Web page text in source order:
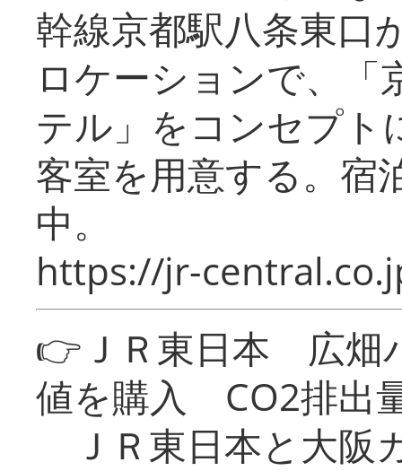
幹線京都駅八条東口
ロケーションで、「
テル」をコンセプト
客室を用意する。宿
中。
https://jr-
👉ＪＲ東日本 広畑
値を購入 CO2排出
ＪＲ東日本と大阪